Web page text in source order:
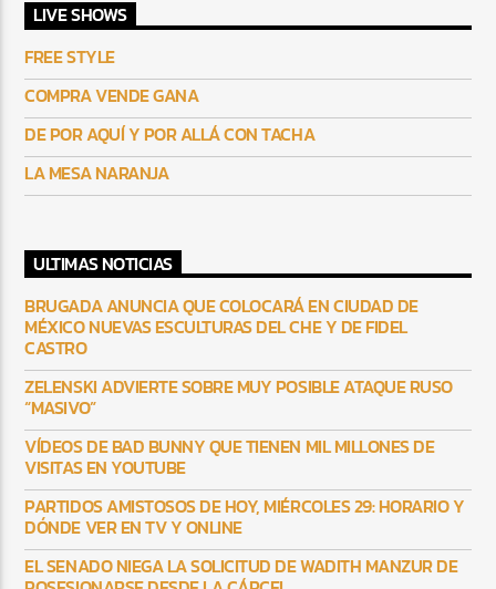
LIVE SHOWS
FREE STYLE
COMPRA VENDE GANA
DE POR AQUÍ Y POR ALLÁ CON TACHA
LA MESA NARANJA
ULTIMAS NOTICIAS
BRUGADA ANUNCIA QUE COLOCARÁ EN CIUDAD DE
MÉXICO NUEVAS ESCULTURAS DEL CHE Y DE FIDEL
CASTRO
ZELENSKI ADVIERTE SOBRE MUY POSIBLE ATAQUE RUSO
“MASIVO”
VÍDEOS DE BAD BUNNY QUE TIENEN MIL MILLONES DE
VISITAS EN YOUTUBE
PARTIDOS AMISTOSOS DE HOY, MIÉRCOLES 29: HORARIO Y
DÓNDE VER EN TV Y ONLINE
EL SENADO NIEGA LA SOLICITUD DE WADITH MANZUR DE